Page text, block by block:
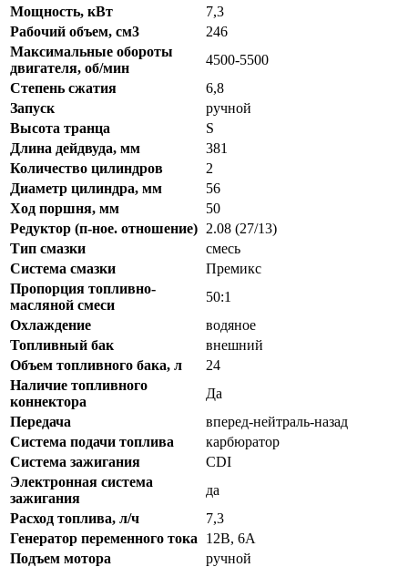
Мощность, кВт
7,3
Рабочий объем, см3
246
Максимальные обороты
двигателя, об/мин
4500-5500
Степень сжатия
6,8
Запуск
ручной
Высота транца
S
Длина дейдвуда, мм
381
Количество цилиндров
2
Диаметр цилиндра, мм
56
Ход поршня, мм
50
Редуктор (п-ное. отношение) 2.08 (27/13)
Тип смазки
смесь
Система смазки
Премикс
Пропорция топливно-
масляной смеси
50:1
Охлаждение
водяное
Топливный бак
внешний
Объем топливного бака, л
24
Наличие топливного
коннектора
Да
Передача
вперед-нейтраль-назад
Система подачи топлива
карбюратор
Система зажигания
CDI
Электронная система
зажигания
да
Расход топлива, л/ч
7,3
Генератор переменного тока
12В, 6А
Подъем мотора
ручной